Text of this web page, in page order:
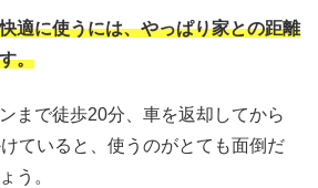
適に使うには、やっぱり家との距離
。
まで徒歩20分、車を返却してから
ていると、使うのがとても面倒だ
う。